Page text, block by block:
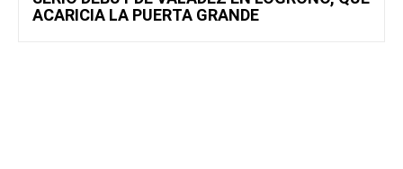
ACARICIA LA PUERTA GRANDE